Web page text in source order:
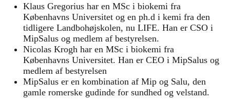
Klaus Gregorius har en MSc i biokemi fra
Københavns Universitet og en ph.d i kemi fra den
tidligere Landbohøjskolen, nu LIFE. Han er CSO i
MipSalus og medlem af bestyrelsen.
Nicolas Krogh har en MSc i biokemi fra
Københavns Universitet. Han er CEO i MipSalus og
medlem af bestyrelsen
MipSalus er en kombination af Mip og Salu, den
gamle romerske gudinde for sundhed og velstand.